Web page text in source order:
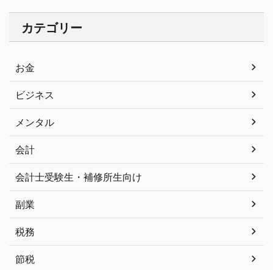
カテゴリー
お金
ビジネス
メンタル
会計
会計士受験生・補修所生向け
副業
税務
節税